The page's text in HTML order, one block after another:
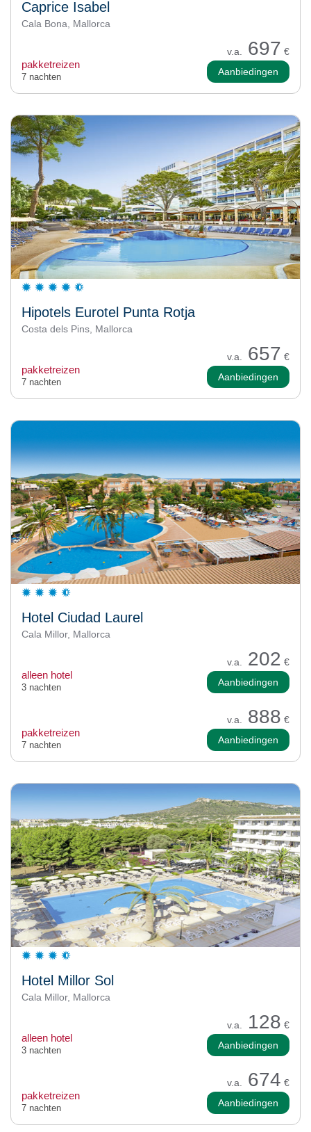
Caprice Isabel
Cala Bona, Mallorca
v.a. 697 €
pakketreizen
7 nachten Aanbiedingen
Hipotels Eurotel Punta Rotja
Costa dels Pins, Mallorca
v.a. 657 €
pakketreizen
7 nachten Aanbiedingen
Hotel Ciudad Laurel
Cala Millor, Mallorca
v.a. 202 €
alleen hotel
3 nachten Aanbiedingen
v.a. 888 €
pakketreizen
7 nachten Aanbiedingen
Hotel Millor Sol
Cala Millor, Mallorca
v.a. 128 €
alleen hotel
3 nachten Aanbiedingen
v.a. 674 €
pakketreizen
7 nachten Aanbiedingen